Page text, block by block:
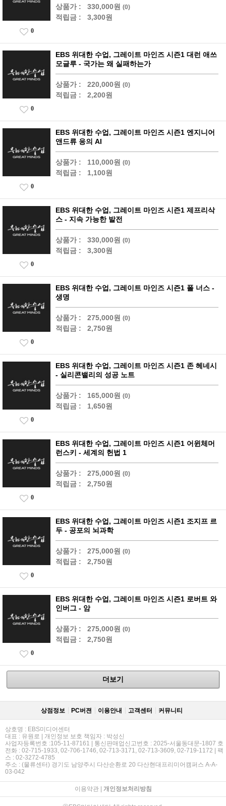
상품가 : 330,000원 (0)
적립금 : 3,300원
0
EBS 위대한 수업, 그레이트 마인즈 시즌1 대런 애쓰
모글루 - 국가는 왜 실패하는가
상품가 : 220,000원 (0)
적립금 : 2,200원
0
EBS 위대한 수업, 그레이트 마인즈 시즌1 엔지니어
앤드류 응의 AI
상품가 : 110,000원 (0)
적립금 : 1,100원
0
EBS 위대한 수업, 그레이트 마인즈 시즌1 제프리삭
스 - 지속 가능한 발전
상품가 : 330,000원 (0)
적립금 : 3,300원
0
EBS 위대한 수업, 그레이트 마인즈 시즌1 폴 너스 -
생명
상품가 : 275,000원 (0)
적립금 : 2,750원
0
EBS 위대한 수업, 그레이트 마인즈 시즌1 존 헤네시
- 실리콘밸리의 성공 노트
상품가 : 165,000원 (0)
적립금 : 1,650원
0
EBS 위대한 수업, 그레이트 마인즈 시즌1 어윈체머
런스키 - 세계의 헌법 1
상품가 : 275,000원 (0)
적립금 : 2,750원
0
EBS 위대한 수업, 그레이트 마인즈 시즌1 조지프 르
두 - 공포의 뇌과학
상품가 : 275,000원 (0)
적립금 : 2,750원
0
EBS 위대한 수업, 그레이트 마인즈 시즌1 로버트 와
인버그 - 암
상품가 : 275,000원 (0)
적립금 : 2,750원
0
더보기
상점정보 PC버젼 이용안내 고객센터 커뮤니티
상호명 : EBS미디어센터
대표 : 유원로 | 개인정보 보호 책임자 : 박성신
사업자등록번호 :105-11-87161 | 통신판매업신고번호 : 2025-서울동대문-1807 호
전화 : 02-715-1933, 02-706-1746, 02-713-3171, 02-713-3609, 02-719-1172 | 팩
스 : 02-3272-4785
주소 : (물류센터) 경기도 남양주시 다산순환로 20 다산현대프리미어캠퍼스 A-A-
03-042
이용약관| 개인정보처리방침